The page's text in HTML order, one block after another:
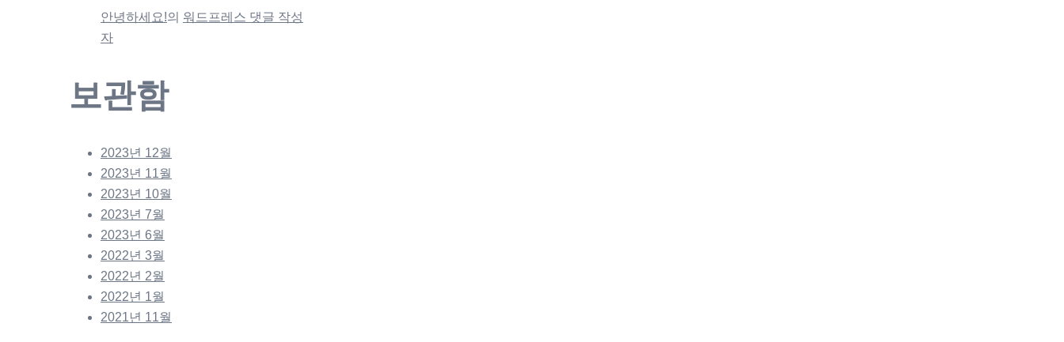
안녕하세요!의 워드프레스 댓글 작성
자
보관함
2023년 12월
2023년 11월
2023년 10월
2023년 7월
2023년 6월
2022년 3월
2022년 2월
2022년 1월
2021년 11월